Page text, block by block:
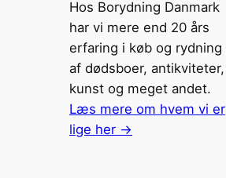
Hos Borydning Danmark
har vi mere end 20 års
erfaring i køb og rydning
af dødsboer, antikviteter,
kunst og meget andet.
Læs mere om hvem vi er
lige her ->